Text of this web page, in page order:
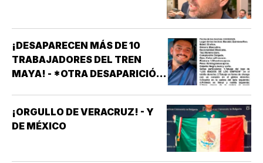
¡DESAPARECEN MÁS DE 10
TRABAJADORES DEL TREN
MAYA! - *OTRA DESAPARICIÓN
¡ORGULLO DE VERACRUZ! - Y
DE MÉXICO